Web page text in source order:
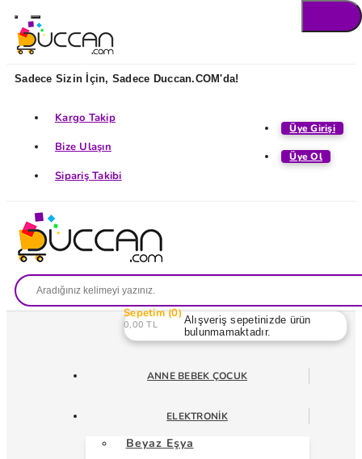
Sadece Sizin İçin, Sadece Duccan.COM'da!
Üye Girişi
Üye Ol
Kargo Takip
Bize Ulaşın
Sipariş Takibi
Sepetim 0
0,00 TL
Alışveriş sepetinizde ürün
bulunmamaktadır.
ANNE BEBEK ÇOCUK
ELEKTRONIK
Beyaz Eşya